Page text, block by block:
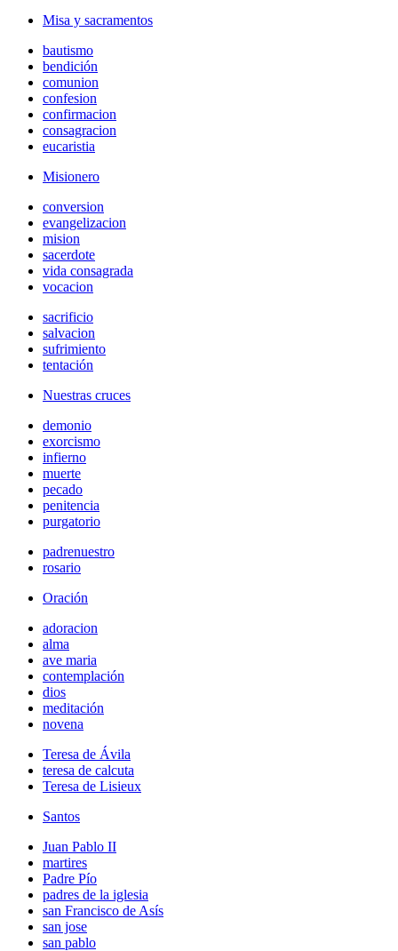
Misa y sacramentos
bautismo
bendición
comunion
confesion
confirmacion
consagracion
eucaristia
Misionero
conversion
evangelizacion
mision
sacerdote
vida consagrada
vocacion
sacrificio
salvacion
sufrimiento
tentación
Nuestras cruces
demonio
exorcismo
infierno
muerte
pecado
penitencia
purgatorio
padrenuestro
rosario
Oración
adoracion
alma
ave maria
contemplación
dios
meditación
novena
Teresa de Ávila
teresa de calcuta
Teresa de Lisieux
Santos
Juan Pablo II
martires
Padre Pío
padres de la iglesia
san Francisco de Asís
san jose
san pablo